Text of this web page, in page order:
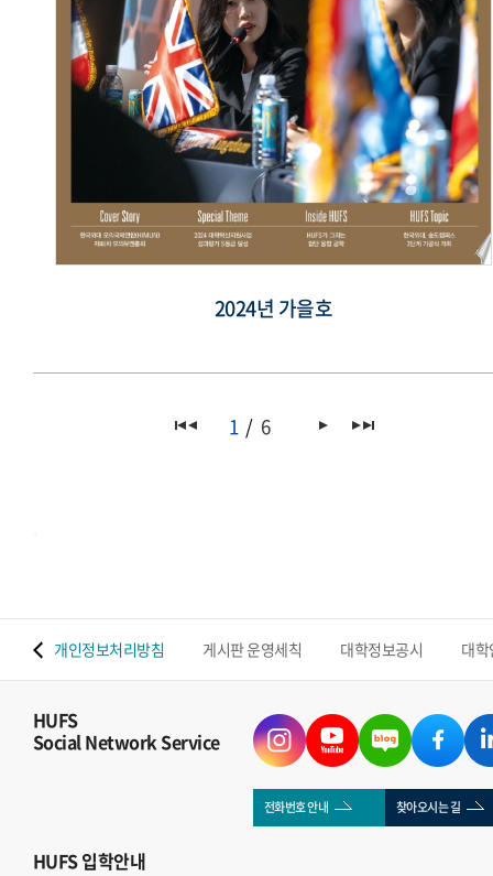
2024년 가을호
1 6
개인정보처리방침 게시판 운영세칙 대학정보공시 대
HUFS
Social Network Service
전화번호 안내 찾아오시는 길
HUFS입학안내